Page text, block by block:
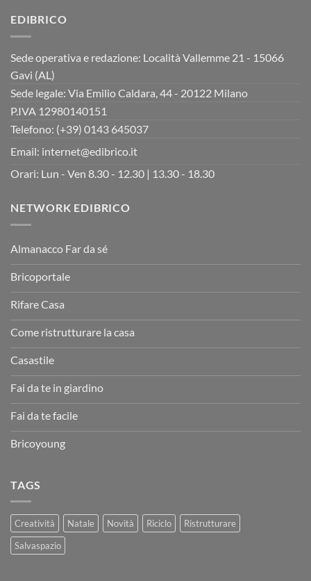
EDIBRICO
Sede operativa e redazione: Località Vallemme 21 - 15066
Gavi (AL)
Sede legale: Via Emilio Caldara, 44 - 20122 Milano
P.IVA 12980140151
Telefono: (+39) 0143 645037
Email: internet@edibrico.it
Orari: Lun - Ven 8.30 - 12.30 | 13.30 - 18.30
NETWORK EDIBRICO
Almanacco Far da sé
Bricoportale
Rifare Casa
Come ristrutturare la casa
Casastile
Fai da te in giardino
Fai da te facile
Bricoyoung
TAGS
Creatività Natale Novità Riciclo
Ristrutturare
Salvaspazio